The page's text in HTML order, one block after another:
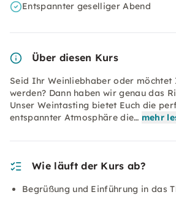
Entspannter geselliger Abend
Über diesen Kurs
Seid Ihr Weinliebhaber oder möchtet
werden? Dann haben wir genau das
Unser Weintasting bietet Euch die
entspannter Atmosphäre die… mehr
Wie läuft der Kurs ab?
Begrüßung und Einführung in das